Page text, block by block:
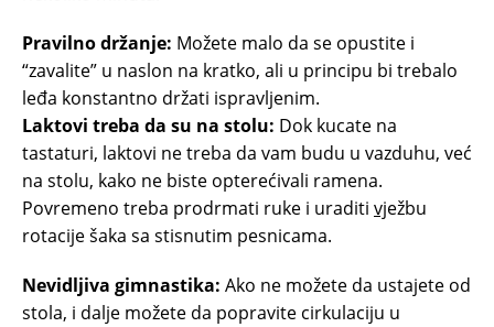
Pravilno držanje: Možete malo da se opustite i
“zavalite” u naslon na kratko, ali u principu bi trebalo
leđa konstantno držati ispravljenim.
Laktovi treba da su na stolu: Dok kucate na
tastaturi, laktovi ne treba da vam budu u vazduhu, već
na stolu, kako ne biste opterećivali ramena.
Povremeno treba prodrmati ruke i uraditi vježbu
rotacije šaka sa stisnutim pesnicama.
Nevidljiva gimnastika: Ako ne možete da ustajete od
stola, i dalje možete da popravite cirkulaciju u